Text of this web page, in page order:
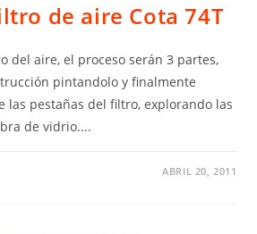
de aire Cota 74T
del aire, el proceso serán 3 partes,
pintandolo y finalmente
las pestañas del filtro, explorando las
de vidrio....
ABRIL 20, 2011